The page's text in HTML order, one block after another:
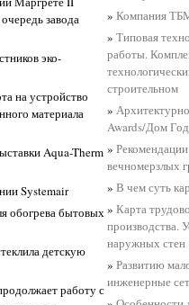
завода
эко-
на устройство
материала
Aqua-Therm
Systemair
обогрева бытовых
детскую
работу с
»Компания
»Типовая
работы.
строительном
»
Awards/Дом
»
вечномерзлых
»В чем суть
»Карта
производства.
наружных стен
»Развитию
инженерные